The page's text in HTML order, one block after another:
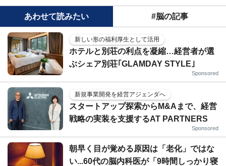
あわせて読みたい #脳の記事
新しい形の福利厚生として活用
ホテルと別荘の利点を凝縮…経営者が選
ぶシェア別荘｢GLAMDAY STYLE｣
Sponsored
新規事業開発を経営アジェンダへ
スタートアップ探索からM&Aまで、経営
戦略の実装を支援するAT PARTNERS
Sponsored
朝早く目が覚める原因は「老化」ではな
い...60代の脳内科医が「9時間しっかり寝